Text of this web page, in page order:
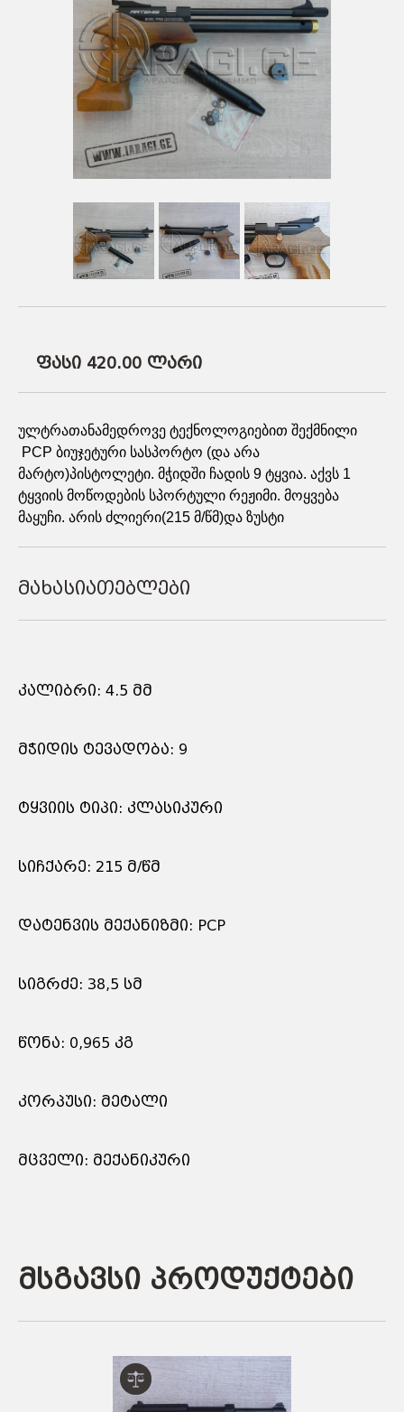
ᲐᲛᲣᲜᲘᲪᲘᲐ
ᲐᲥᲡᲔᲡᲣᲐᲠᲔᲑᲘ
ᲛᲨᲕᲘᲚᲓᲘᲡᲠᲔᲑᲘ
ᲐᲛᲣᲜᲘᲪᲘᲐ
ᲐᲥᲡᲔᲡᲣᲐᲠᲔᲑᲘ
ᲡᲐᲡᲐᲠᲒᲔᲑᲚᲝ ᲑᲛᲣᲚᲔᲑᲘ
ფასი 420.00 ლარი
ულტრათანამედროვე ტექნოლოგიებით შექმნილი
PCP ბიუჯეტური სასპორტო (და არა
მარტო)პისტოლეტი. მჭიდში ჩადის 9 ტყვია. აქვს 1
ტყვიის მოწოდების სპორტული რეჟიმი. მოყვება
მაყუჩი. არის ძლიერი(215 მ/წმ)და ზუსტი
მახასიათებლები
კალიბრი: 4.5 მმ
მჭიდის ტევადობა: 9
ტყვიის ტიპი: კლასიკური
სიჩქარე: 215 მ/წმ
დატენვის მექანიზმი: PCP
სიგრძე: 38,5 სმ
წონა: 0,965 კგ
კორპუსი: მეტალი
მცველი: მექანიკური
მსგავსი პროდუქტები